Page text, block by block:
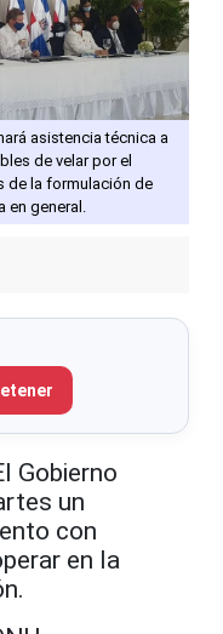
asistencia técnica a
de velar por el
de la formulación de
general.
Gobierno
un
con
en la